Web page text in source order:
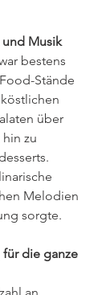
Musik
bestens
Stände
über
zu
Melodien
sorgte.
die ganze